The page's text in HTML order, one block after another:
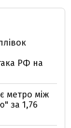
РФ на
метро між
за 1,76